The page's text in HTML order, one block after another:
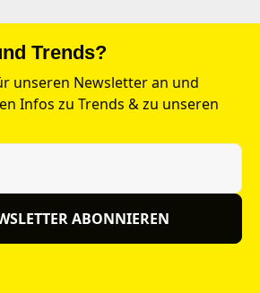
Trends?
unseren Newsletter an und
Infos zu Trends & zu unseren
ABONNIEREN